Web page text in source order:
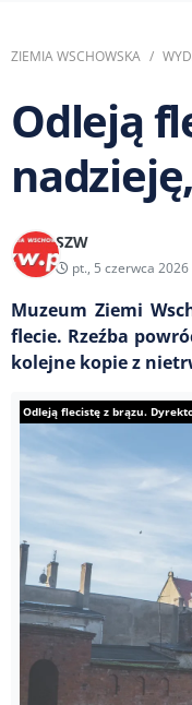
ZIEMIA WSCHOWSKA
Odleją
SZW
pt., 5 czerwca
Muzeum Ziemi
flecie. Rzeźba
kolejne kopie z
Odleją flecistę z brązu.